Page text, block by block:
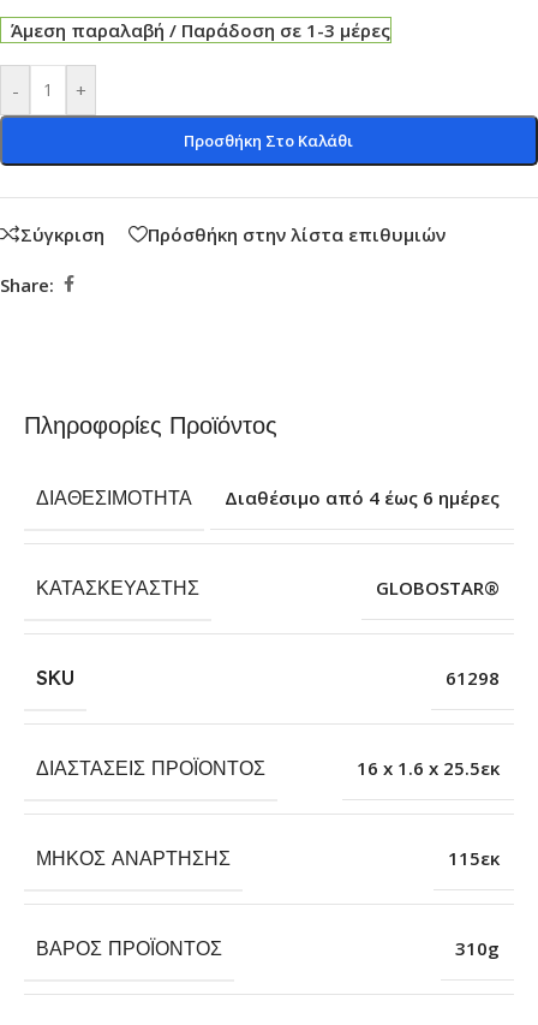
Άμεση παραλαβή / Παράδοση σε 1-3 μέρες
- +
Προσθήκη Στο Καλάθι
Σύγκριση Πρόσθήκη στην λίστα επιθυμιών
Share:
Πληροφορίες Προϊόντος
ΔΙΑΘΕΣΙΜΌΤΗΤΑ Διαθέσιμο από 4 έως 6 ημέρες
ΚΑΤΑΣΚΕΥΑΣΤΉΣ GLOBOSTAR®
SKU 61298
ΔΙΑΣΤΆΣΕΙΣ ΠΡΟΪΌΝΤΟΣ 16 x 1.6 x 25.5εκ
ΜΉΚΟΣ ΑΝΆΡΤΗΣΗΣ 115εκ
ΒΆΡΟΣ ΠΡΟΪΌΝΤΟΣ 310g